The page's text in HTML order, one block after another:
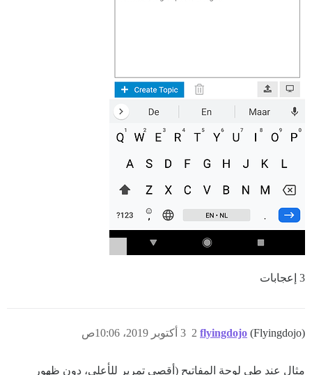
3 إعجابات
flyingdojo (Flyingdojo) 3 أكتوبر 2019، 10:06ص 2
مثال عند طي لوحة المفاتيح (أقصى تمرير للأعلى، دون ظهور